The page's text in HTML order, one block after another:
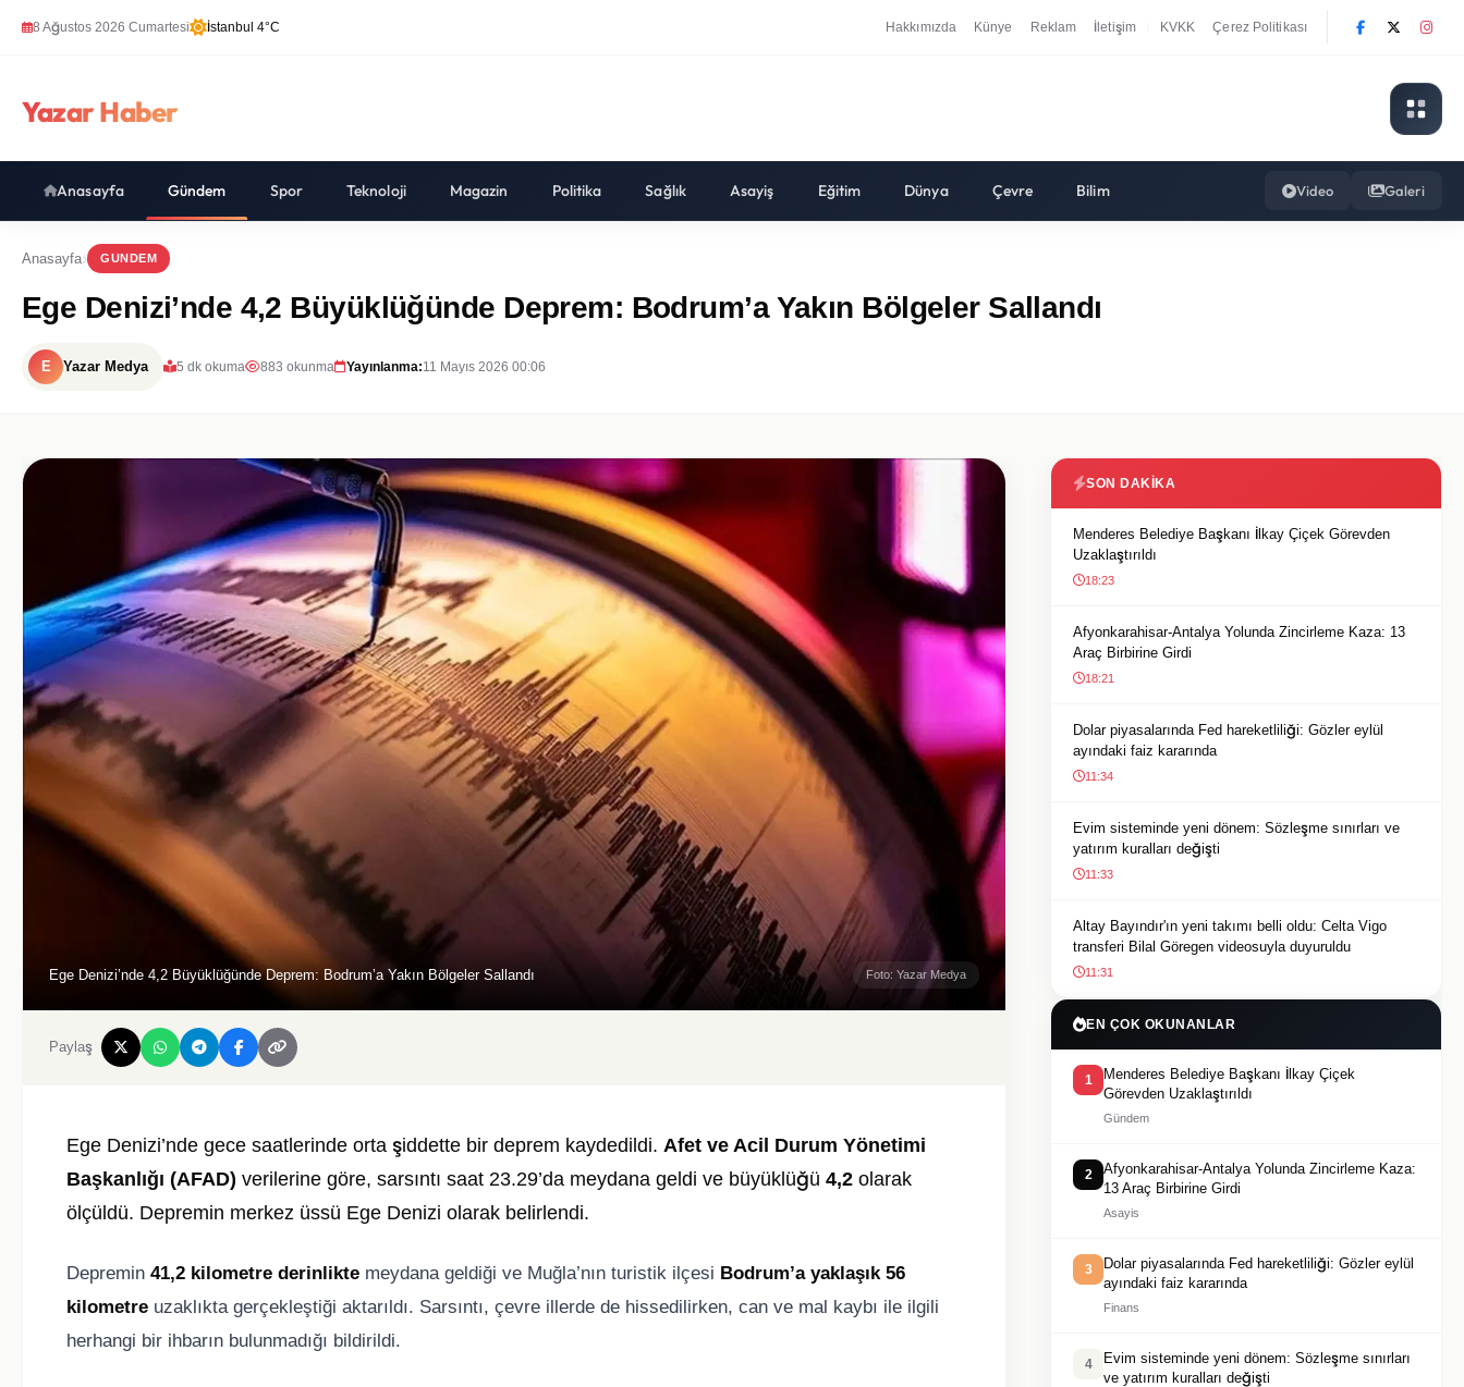
8 Ağustos 2026 Cumartesi İstanbul 4°C Hakkımızda Künye Reklam İletişim KVKK Çerez Politikası
Yazar Haber
Anasayfa Gündem Spor Teknoloji Magazin Politika Sağlık Asayiş Eğitim Dünya Çevre Bilim Video Galeri
Anasayfa GUNDEM
Ege Denizi’nde 4,2 Büyüklüğünde Deprem: Bodrum’a Yakın Bölgeler Sallandı
E Yazar Medya 5 dk okuma 883 okunma Yayınlanma:11 Mayıs 2026 00:06
Ege Denizi’nde 4,2 Büyüklüğünde Deprem: Bodrum’a Yakın Bölgeler Sallandı Foto: Yazar Medya
Paylaş
Ege Denizi’nde gece saatlerinde orta şiddette bir deprem kaydedildi. Afet ve Acil Durum Yönetimi
Başkanlığı (AFAD) verilerine göre, sarsıntı saat 23.29’da meydana geldi ve büyüklüğü 4,2 olarak
ölçüldü. Depremin merkez üssü Ege Denizi olarak belirlendi.
Depremin 41,2 kilometre derinlikte meydana geldiği ve Muğla’nın turistik ilçesi Bodrum’a yaklaşık 56
kilometre uzaklıkta gerçekleştiği aktarıldı. Sarsıntı, çevre illerde de hissedilirken, can ve mal kaybı ile ilgili
herhangi bir ihbarın bulunmadığı bildirildi.
SON DAKIKA
Menderes Belediye Başkanı İlkay Çiçek Görevden
Uzaklaştırıldı
18:23
Afyonkarahisar-Antalya Yolunda Zincirleme Kaza: 13
Araç Birbirine Girdi
18:21
Dolar piyasalarında Fed hareketliliği: Gözler eylül
ayındaki faiz kararında
11:34
Evim sisteminde yeni dönem: Sözleşme sınırları ve
yatırım kuralları değişti
11:33
Altay Bayındır'ın yeni takımı belli oldu: Celta Vigo
transferi Bilal Göregen videosuyla duyuruldu
11:31
EN ÇOK OKUNANLAR
1
Menderes Belediye Başkanı İlkay Çiçek
Görevden Uzaklaştırıldı
Gündem
2
Afyonkarahisar-Antalya Yolunda Zincirleme Kaza:
13 Araç Birbirine Girdi
Asayis
3
Dolar piyasalarında Fed hareketliliği: Gözler eylül
ayındaki faiz kararında
Finans
4
Evim sisteminde yeni dönem: Sözleşme sınırları
ve yatırım kuralları değişti